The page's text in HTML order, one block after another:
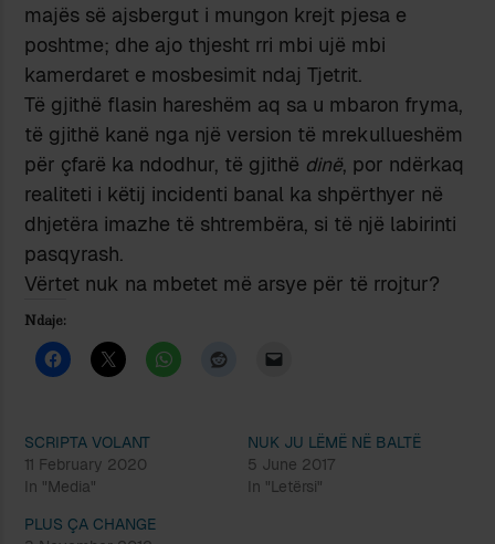
majës së ajsbergut i mungon krejt pjesa e
poshtme; dhe ajo thjesht rri mbi ujë mbi
kamerdaret e mosbesimit ndaj Tjetrit.
Të gjithë flasin hareshëm aq sa u mbaron fryma,
të gjithë kanë nga një version të mrekullueshëm
për çfarë ka ndodhur, të gjithë dinë, por ndërkaq
realiteti i këtij incidenti banal ka shpërthyer në
dhjetëra imazhe të shtrembëra, si të një labirinti
pasqyrash.
Vërtet nuk na mbetet më arsye për të rrojtur?
Ndaje:
SCRIPTA VOLANT
11 February 2020
In "Media"
NUK JU LËMË NË BALTË
5 June 2017
In "Letërsi"
PLUS ÇA CHANGE